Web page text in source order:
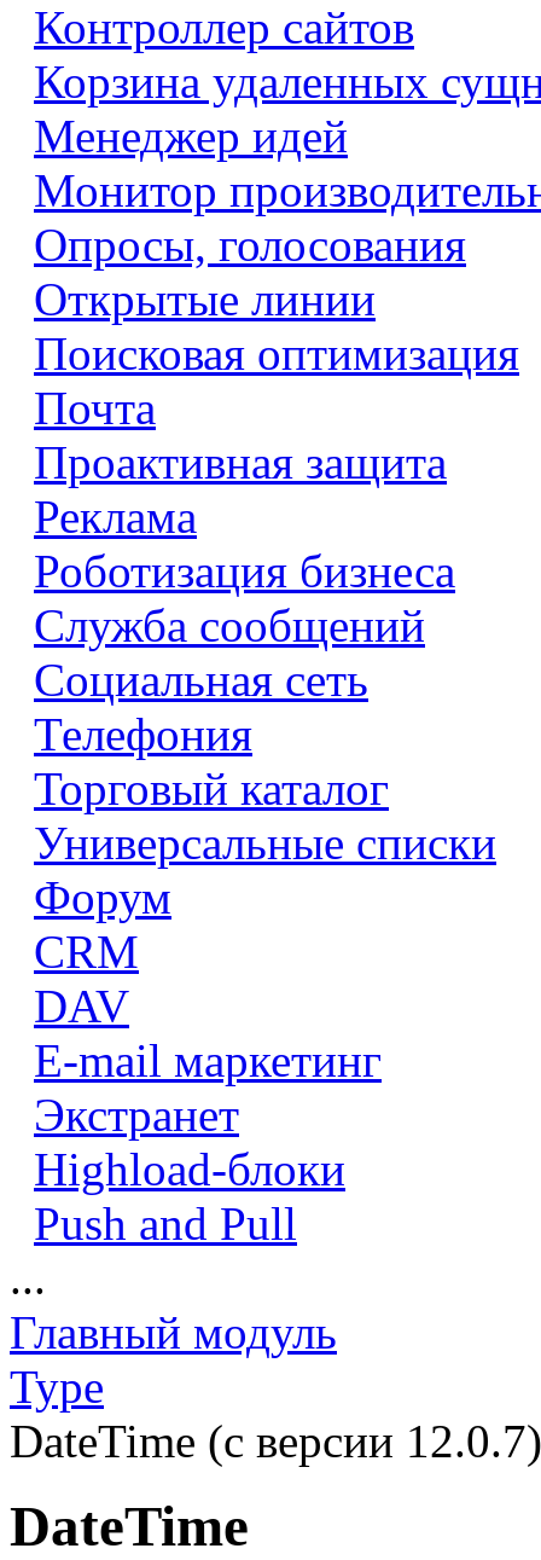
Контроллер сайтов
Корзина удаленных
Менеджер идей
Монитор
Опросы, голосования
Открытые линии
Поисковая оптимизация
Почта
Проактивная защита
Реклама
Роботизация бизнеса
Служба сообщений
Социальная сеть
Телефония
Торговый каталог
Универсальные списки
Форум
CRM
DAV
E-mail маркетинг
Экстранет
Highload-блоки
Push and Pull
...
Главный модуль
Type
DateTime (с версии 12.0.7)
DateTime